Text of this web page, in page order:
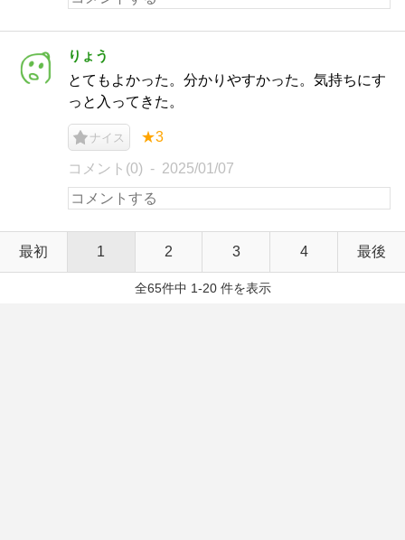
りょう
とてもよかった。分かりやすかった。気持ちにす
っと入ってきた。
ナイス ★3
コメント(0) 2025/01/07
最初 1 2 3 4 最後
全65件中 1-20 件を表示